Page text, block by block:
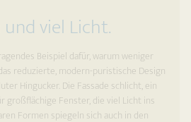
viel Licht.
Beispiel dafür, warum weniger
reduzierte, modern-puristische Design
Hingucker. Die Fassade schlicht, ein
großflächige Fenster, die viel Licht ins
Formen spiegeln sich auch in den